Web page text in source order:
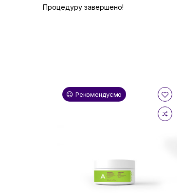
Процедуру завершено!
Рекомендуємо